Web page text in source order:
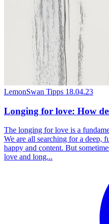
LemonSwan Tipps 18.04.23
Longing for love: How
The longing for love is a
We are all searching for a deep,
happy and content. But
love and long...